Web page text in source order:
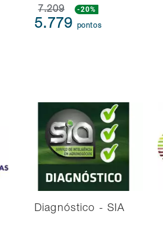
7.209 -20%
5.779 pontos
Diagnóstico - SIA